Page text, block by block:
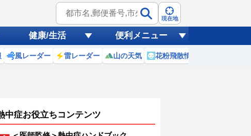
現在地
健康/生活 便利メニュー
風レーダー 雷レーダー 山の天気 花粉飛散情報
中症お役立ちコンテンツ